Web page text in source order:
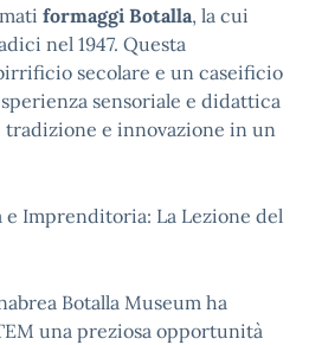
formaggi Botalla, la cui
nel 1947. Questa
secolare e un caseificio
sensoriale e didattica
e innovazione in un
e Imprenditoria: La Lezione del
Botalla Museum ha
una preziosa opportunità